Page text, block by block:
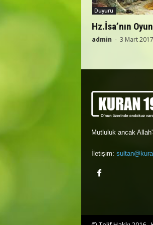
Duyuru
Hz.İsa’nın
admin - 3 Mart 2017
Mutluluk ancak
İletişim: